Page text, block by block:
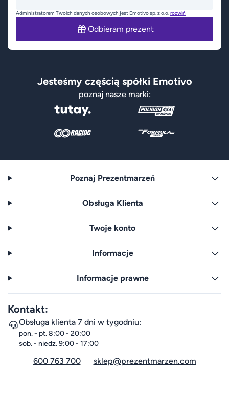
Administratorem Twoich danych osobowych jest Emotivo sp. z o.o.rozwiń
Odbieram prezent
Jesteśmy częścią spółki Emotivo
poznaj nasze marki:
Poznaj Prezentmarzeń
Obsługa Klienta
Twoje konto
Informacje
Informacje prawne
Kontakt:
Obsługa klienta 7 dni w tygodniu:
pon. - pt. 8:00 - 20:00
sob. - niedz. 9:00 - 17:00
600 763 700 sklep@prezentmarzen.com